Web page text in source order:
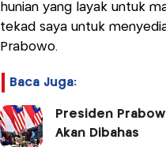
hunian yang layak untuk
tekad saya untuk
Prabowo.
Baca Juga:
Presiden
Akan Dibahas